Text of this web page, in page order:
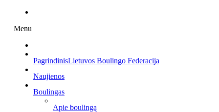
Menu
PagrindinisLietuvos Boulingo Federacija
Naujienos
Boulingas
Apie boulingą